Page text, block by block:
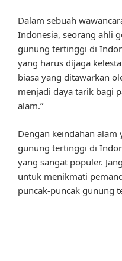
Dalam sebuah
Indonesia, seorang ahli
gunung tertinggi di
yang harus dijaga
biasa yang ditawarkan
menjadi daya tarik bagi
alam.”
Dengan keindahan
gunung tertinggi di
yang sangat populer.
untuk menikmati
puncak-puncak gunung